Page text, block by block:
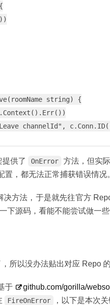
string) {
channelId",
供了 OnError 方法，但实
置，都无法正常捕获错误情况
方法，于是就先往官方
下源码，看能不能尝试做一些
所以没办法贴出对应 Repo 的
于 github.com/gorilla/
FireOnError ，以下是本次